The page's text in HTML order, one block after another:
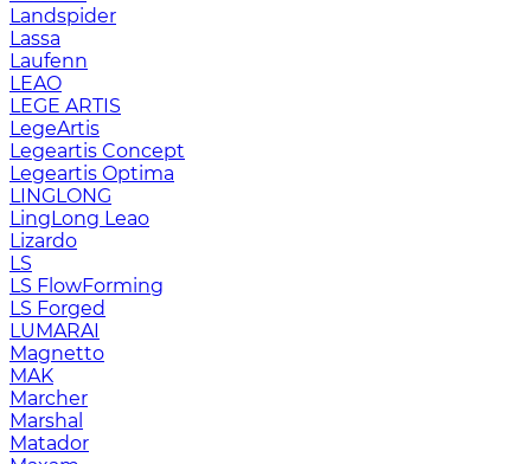
Landspider
Lassa
Laufenn
LEAO
LEGE ARTIS
LegeArtis
Legeartis Concept
Legeartis Optima
LINGLONG
LingLong Leao
Lizardo
LS
LS FlowForming
LS Forged
LUMARAI
Magnetto
MAK
Marcher
Marshal
Matador